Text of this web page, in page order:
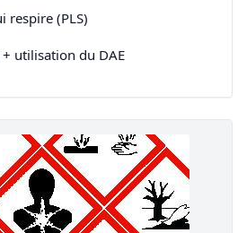
respire (PLS)
utilisation du DAE